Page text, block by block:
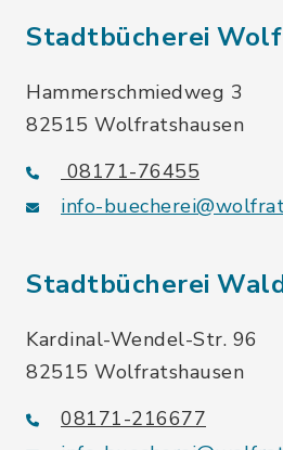
Stadtbücherei
Hammerschmiedweg 3
82515 Wolfratshausen
08171-76455
info-
Stadtbücherei
Kardinal-Wendel-Str. 96
82515 Wolfratshausen
08171-216677